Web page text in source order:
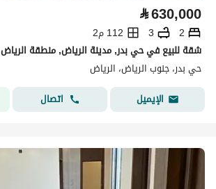
⃁630,000
2
3
112 م2
شقة للبيع في حي بدر, مدينة الرياض, منطقة الرياض
حي بدر، جنوب الرياض، الرياض
الإيميل
اتصال